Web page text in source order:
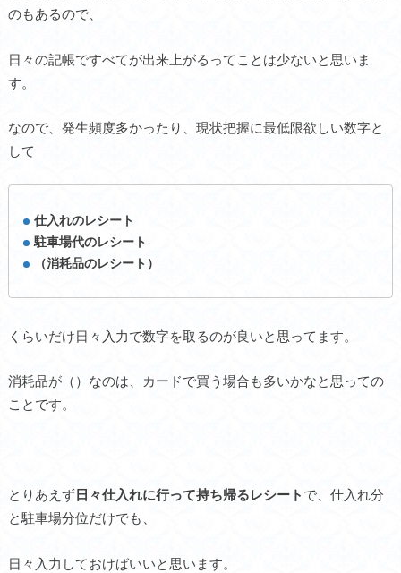
のもあるので、
日々の記帳ですべてが出来上がるってことは少ないと思いま
す。
なので、発生頻度多かったり、現状把握に最低限欲しい数字と
して
仕入れのレシート
駐車場代のレシート
（消耗品のレシート）
くらいだけ日々入力で数字を取るのが良いと思ってます。
消耗品が（）なのは、カードで買う場合も多いかなと思っての
ことです。
とりあえず日々仕入れに行って持ち帰るレシート で、仕入れ分
と駐車場分位だけでも、
日々入力しておけばいいと思います。